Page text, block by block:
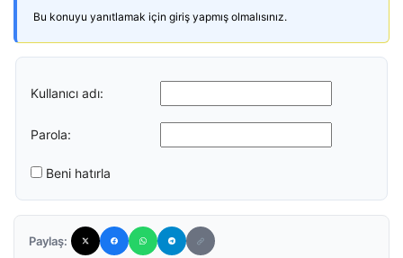
Bu konuyu yanıtlamak için giriş yapmış olmalısınız.
Kullanıcı adı:
Parola:
Beni hatırla
Paylaş: